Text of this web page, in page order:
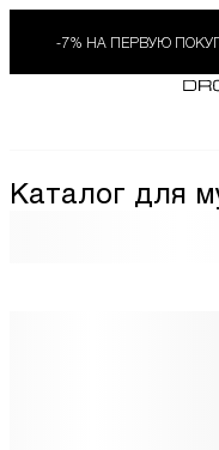
-7% НА ПЕРВУЮ
Каталог для